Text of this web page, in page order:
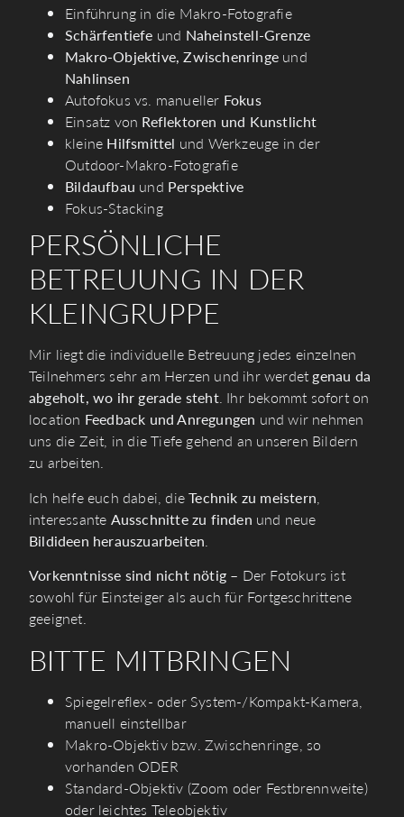
Einführung in die Makro-Fotografie
Schärfentiefe und Naheinstell-Grenze
Makro-Objektive, Zwischenringe und
Nahlinsen
Autofokus vs. manueller Fokus
Einsatz von Reflektoren und Kunstlicht
kleine Hilfsmittel und Werkzeuge in der
Outdoor-Makro-Fotografie
Bildaufbau und Perspektive
Fokus-Stacking
PERSÖNLICHE
BETREUUNG IN DER
KLEINGRUPPE
Mir liegt die individuelle Betreuung jedes einzelnen
Teilnehmers sehr am Herzen und ihr werdet genau da
abgeholt, wo ihr gerade steht. Ihr bekommt sofort on
location Feedback und Anregungen und wir nehmen
uns die Zeit, in die Tiefe gehend an unseren Bildern
zu arbeiten.
Ich helfe euch dabei, dieTechnik zu meistern
interessante Ausschnitte zu finden und neue
Bildideen herauszuarbeiten
Vorkenntnisse sind nicht nötig – Der Fotokurs ist
sowohl für Einsteiger als auch für Fortgeschrittene
geeignet.
BITTE MITBRINGEN
Spiegelreflex- oder System-/Kompakt-Kamera,
manuell einstellbar
Makro-Objektiv bzw. Zwischenringe, so
vorhanden ODER
Standard-Objektiv (Zoom oder Festbrennweite)
oder leichtes Teleobjektiv